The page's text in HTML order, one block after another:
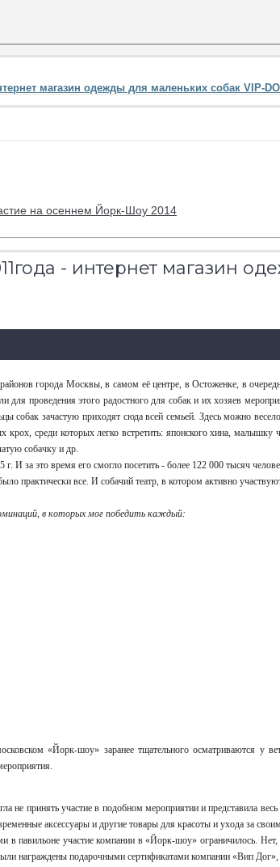
магазин одежды для маленьких собак VIP-
на осеннем Йорк-Шоу 2014
- интернет магазин
города Москвы, в самом её центре, в Остоженке, в
для проведения этого радостного для собак и их хозяев
собак зачастую приходят сюда всей семьей. Здесь можно
среди которых легко встретить: японского хина, малышку
собачку и др.
И за это время его смогло посетить - более 122 000 тысяч
практически все. И собачий театр, в котором активно
в которых мог победить каждый:
«Йорк-шоу» заранее тщательного осматриваются у
не принять участие в подобном мероприятии и представила
аксессуары и другие товары для красоты и ухода за
в павильоне участие компании в «Йорк-шоу» ограничилось.
награждены подарочными сертификатами компании «Вип